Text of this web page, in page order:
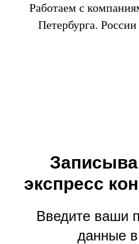
Работаем с
Петербурга.
экспресс
Введите ваши
данные